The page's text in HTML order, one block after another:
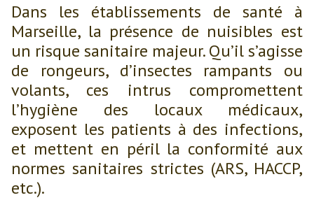
Dans les établissements de santé à
Marseille, la présence de nuisibles est
un risque sanitaire majeur. Qu’il s’agisse
de rongeurs, d’insectes rampants ou
volants, ces intrus compromettent
l’hygiène des locaux médicaux,
exposent les patients à des infections,
et mettent en péril la conformité aux
normes sanitaires strictes (ARS, HACCP,
etc.).